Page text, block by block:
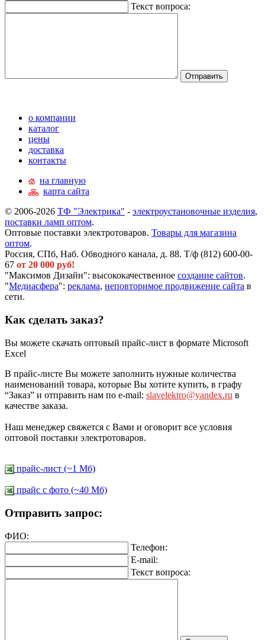
Текст вопроса:
о компании
каталог
цены
доставка
контакты
на главную
карта сайта
© 2006-2026 ТФ "Электрика" - электроустановочные изделия,
поставки ламп оптом.
Оптовые поставки электротоваров. Товары для магазина
оптом.
Россия, СПб, Наб. Обводного канала, д. 88. Т/ф (812) 600-00-
67 от 20 000 руб!
"Максимов Дизайн": высококачественное создание сайтов.
"Медиасфера": реклама, неповторимое продвижение сайта в
сети.
Как сделать заказ?
Вы можете скачать оптовый прайс-лист в формате Microsoft
Excel
В прайс-листе Вы можете заполнить нужные количества
наименований товара, которые Вы хотите купить, в графу
“Заказ” и отправить нам по e-mail: slavelektro@yandex.ru в
качестве заказа.
Наш менеджер свяжется с Вами и оговорит все условия
оптовой поставки электротоваров.
прайс-лист (~1 Мб)
прайс c фото (~40 Мб)
Отправить запрос:
ФИО:
Телефон:
E-mail:
Текст вопроса: